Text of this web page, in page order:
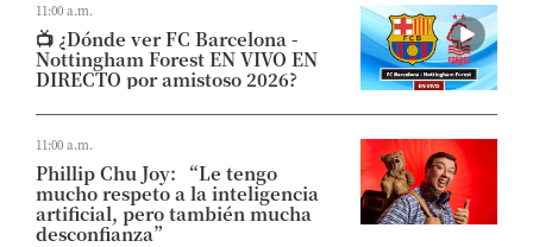
11:00 a.m.
📺​ ¿Dónde ver FC Barcelona -
Nottingham Forest EN VIVO EN
DIRECTO por amistoso 2026?
11:00 a.m.
Phillip Chu Joy: “Le tengo
mucho respeto a la inteligencia
artificial, pero también mucha
desconfianza”